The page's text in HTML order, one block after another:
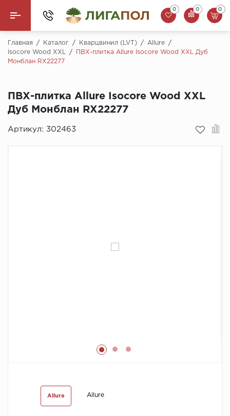
Назад
Ламинат
Паркетная доска
SPC Ламинат
0 0 0
Главная / Каталог / Кварцвинил (LVT) / Allure
/
Isocore Wood XXL
/
ПВХ-плитка Allure Isocore Wood XXL Дуб
Монблан RX22277
ПВХ-плитка Allure Isocore Wood XXL
Дуб Монблан RX22277
Артикул: 302463
Allure Allure